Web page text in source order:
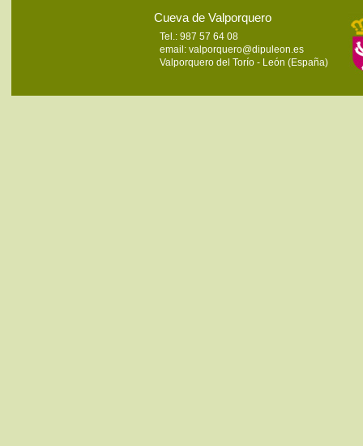
Cueva de Valporquero
Tel.: 987 57 64 08
email: valporquero@dipuleon.es
Valporquero del Torío - León (España)